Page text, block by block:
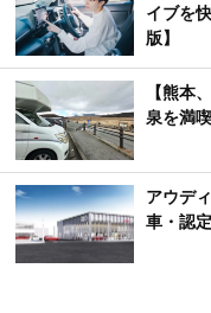
イブを
版】
【熊本
泉を満
アウデ
車・認